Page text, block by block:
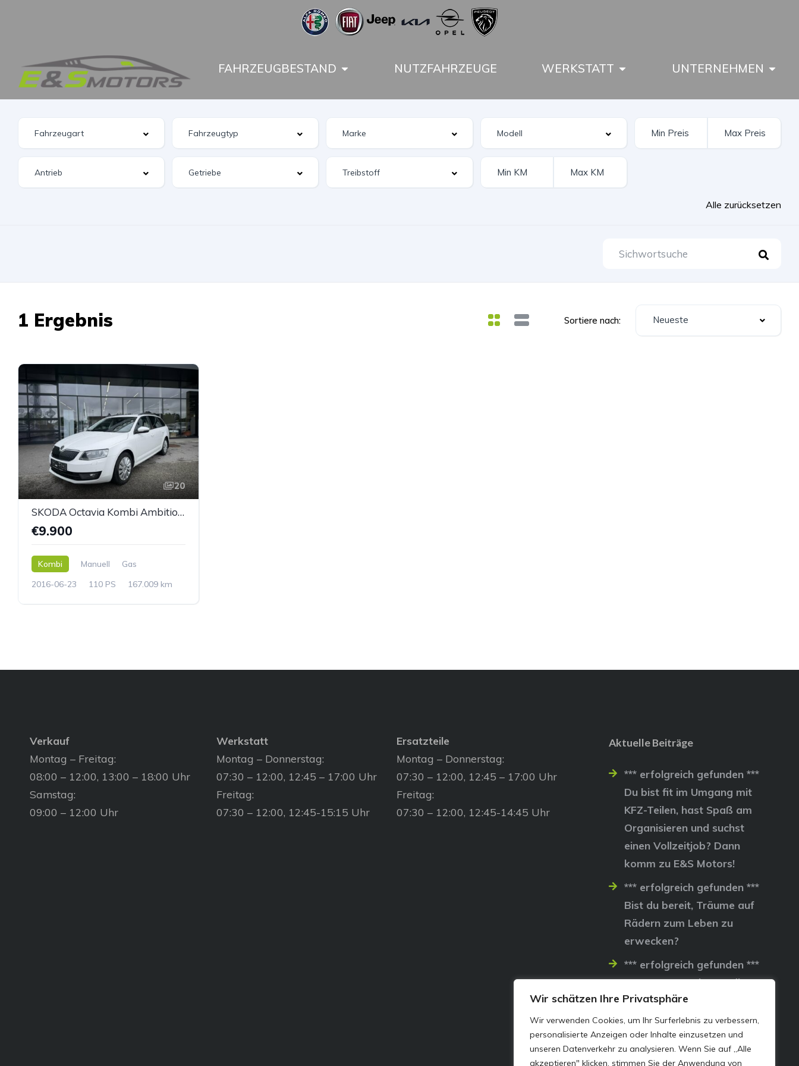
Wir schätzen Ihre Privatsphäre
Wir verwenden Cookies, um Ihr Surferlebnis zu verbessern,
personalisierte Anzeigen oder Inhalte einzusetzen und
unseren Datenverkehr zu analysieren. Wenn Sie auf „Alle
akzeptieren" klicken, stimmen Sie der Anwendung von
FAHRZEUGBESTAND NUTZFAHRZEUGE WERKSTATT UNTERNEHMEN
Alle zurücksetzen
1 Ergebnis Sortiere nach: Neueste
20
SKODA Octavia Kombi Ambition Erdgas G-Tec (CNG)
€9.900
Kombi Manuell
Gas
2016-06-23
110 PS 167.009 km
Verkauf
Montag – Freitag:
08:00 – 12:00, 13:00 – 18:00 Uhr
Samstag:
09:00 – 12:00 Uhr
Werkstatt
Montag – Donnerstag:
07:30 – 12:00, 12:45 – 17:00 Uhr
Freitag:
07:30 – 12:00, 12:45-15:15 Uhr
Ersatzteile
Montag – Donnerstag:
07:30 – 12:00, 12:45 – 17:00 Uhr
Freitag:
07:30 – 12:00, 12:45-14:45 Uhr
Aktuelle Beiträge
*** erfolgreich gefunden ***
Du bist fit im Umgang mit
KFZ-Teilen, hast Spaß am
Organisieren und suchst
einen Vollzeitjob? Dann
komm zu E&S Motors!
*** erfolgreich gefunden ***
Bist du bereit, Träume auf
Rädern zum Leben zu
erwecken?
*** erfolgreich gefunden ***
Lass uns gemeinsam die
Straßen erobern…